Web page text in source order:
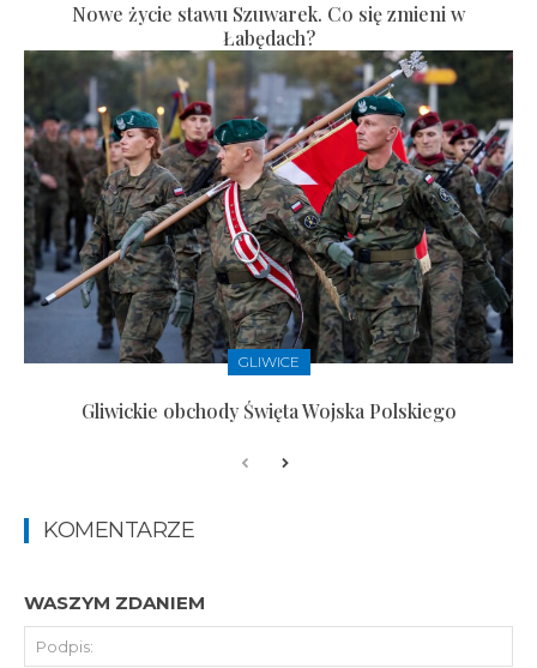
Nowe życie stawu Szuwarek. Co się zmieni w
Łabędach?
GLIWICE
Gliwickie obchody Święta Wojska Polskiego
KOMENTARZE
WASZYM ZDANIEM